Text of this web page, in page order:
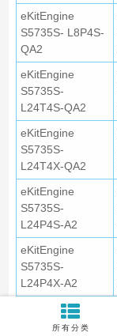
eKitEngine
S5735S- L8P4S-
QA2
eKitEngine
S5735S-
L24T4S-QA2
eKitEngine
S5735S-
L24T4X-QA2
eKitEngine
S5735S-
L24P4S-A2
eKitEngine
S5735S-
L24P4X-A2
eKitEngine
S5735S-所有分类